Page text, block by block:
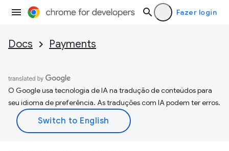
Fazer login
Docs Payments
O Google usa tecnologia de IA na tradução de conteúdos para
seu idioma de preferência. As traduções com IA podem ter erros.